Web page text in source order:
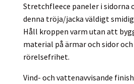
Stretchfleece paneler i sidorna
denna tröja/jacka väldigt
Håll kroppen varm utan att
material på ärmar och sidor
rörelsefrihet.
Vind- och vattenavvisande